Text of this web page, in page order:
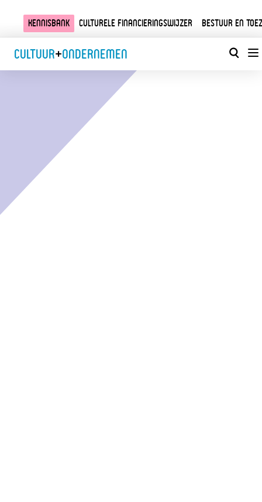
Kennisbank Culturele financieringswijzer Bestuur en
Cultuur+Ondernemen